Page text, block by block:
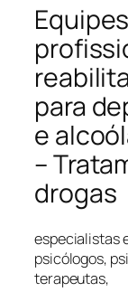
para
e
–
drogas
especialistas
psicólogos,
terapeutas,